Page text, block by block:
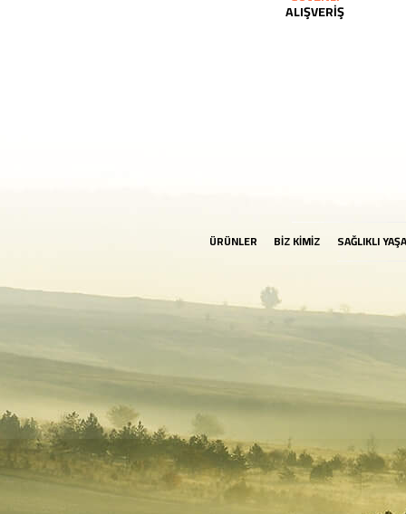
ALIŞVERİŞ
ÜRÜNLER BİZ KİMİZ SAĞLIKLI